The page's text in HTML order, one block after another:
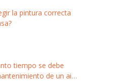
la pintura correcta
tiempo se debe
de un aire